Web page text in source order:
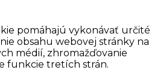
pomáhajú vykonávať určité
obsahu webovej stránky na
médií, zhromažďovanie
funkcie tretích strán.